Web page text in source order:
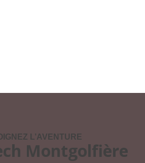
L’AVENTURE
Montgolfière